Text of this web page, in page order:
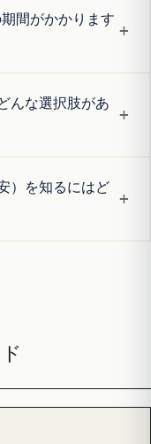
間がかかります
+
んな選択肢があ
+
）を知るにはど
+